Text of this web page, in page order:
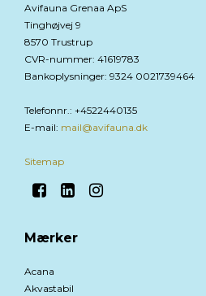
Avifauna Grenaa ApS
Tinghøjvej 9
8570 Trustrup
CVR-nummer: 41619783
Bankoplysninger: 9324 0021739464
Telefonnr.: +4522440135
E-mail: mail@avifauna.dk
Sitemap
Mærker
Acana
Akvastabil